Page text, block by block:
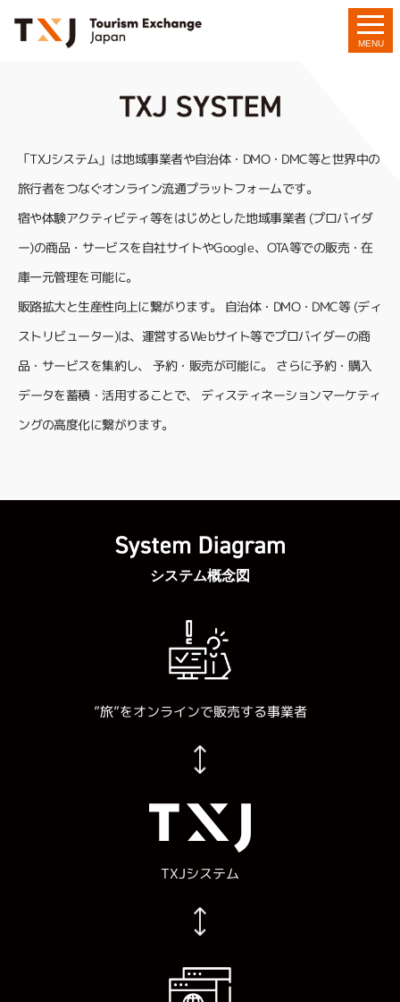
MENU
TXJシステムとは
「TXJシステム」は地域事業者や自治体・DMO・DMC等と世界中の
旅行者をつなぐオンライン流通プラットフォームです。
宿や体験アクティビティ等をはじめとした地域事業者 (プロバイダ
ー)の商品・サービスを自社サイトやGoogle、OTA等での販売・在
庫一元管理を可能に。
販路拡大と生産性向上に繋がります。 自治体・DMO・DMC等 (ディ
ストリビューター)は、運営するWebサイト等でプロバイダーの商
品・サービスを集約し、 予約・販売が可能に。 さらに予約・購入
データを蓄積・活用することで、 ディスティネーションマーケティ
ングの高度化に繋がります。
システム概念図
”旅”をオンラインで販売する事業者
TXJシステム